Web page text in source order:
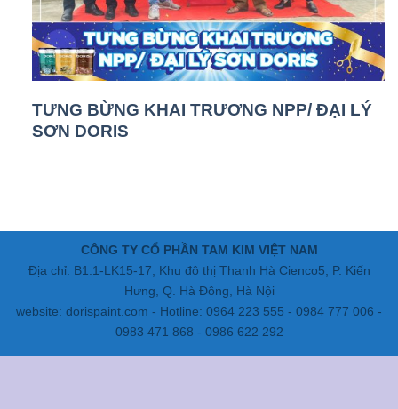
TƯNG BỪNG KHAI TRƯƠNG NPP/ ĐẠI LÝ
SƠN DORIS
CÔNG TY CỔ PHẦN TAM KIM VIỆT NAM
Địa chỉ: B1.1-LK15-17, Khu đô thị Thanh Hà Cienco5, P. Kiến
Hưng, Q. Hà Đông, Hà Nội
website: dorispaint.com - Hotline: 0964 223 555 - 0984 777 006 -
0983 471 868 - 0986 622 292